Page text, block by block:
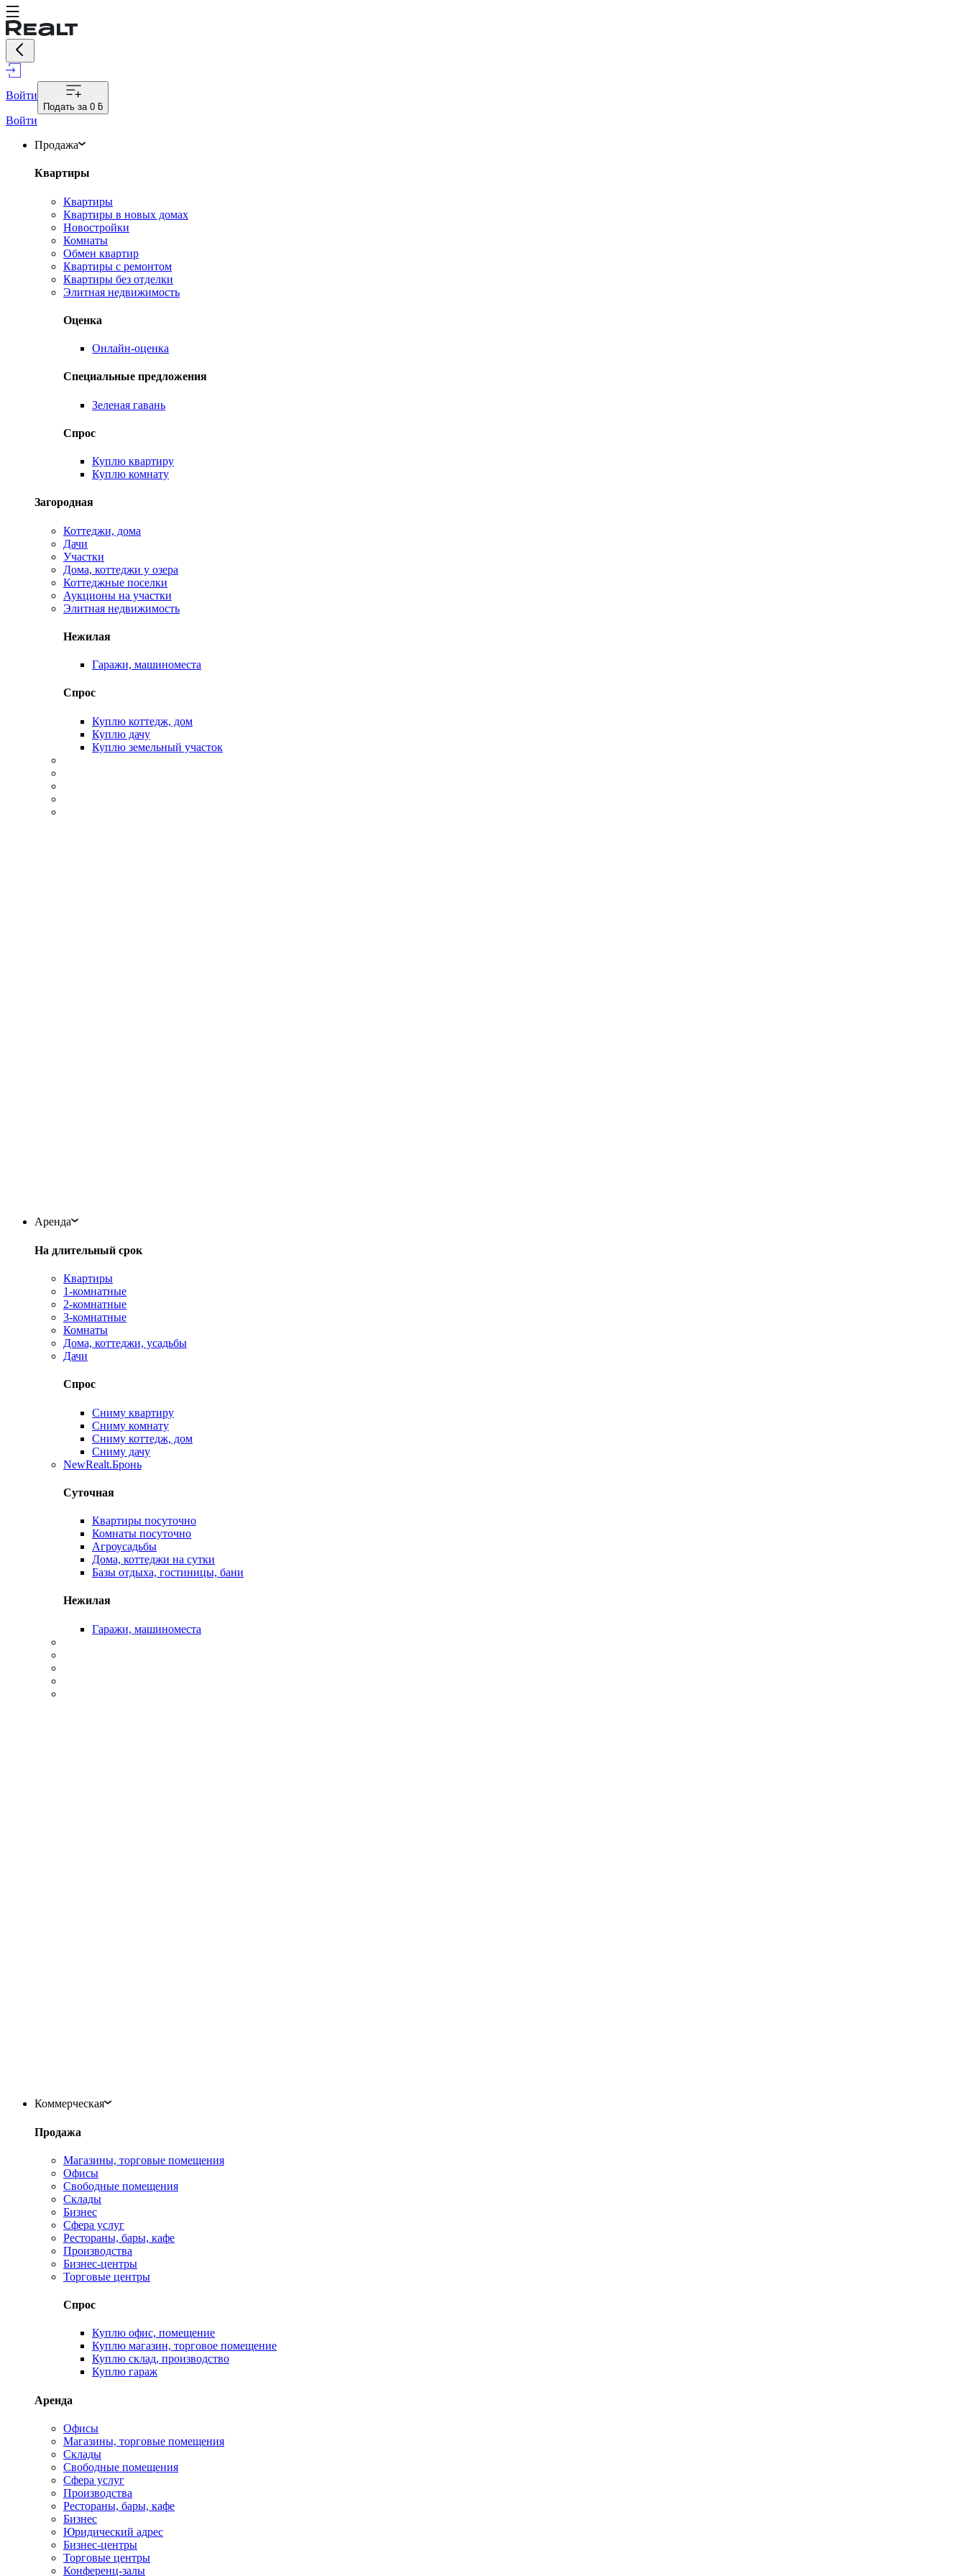
Войти
Подать за 0 ƃ
Войти
Продажа
Квартиры
Квартиры
Квартиры в новых домах
Новостройки
Комнаты
Обмен квартир
Квартиры с ремонтом
Квартиры без отделки
Элитная недвижимость
Оценка
Онлайн-оценка
Специальные предложения
Зеленая гавань
Спрос
Куплю квартиру
Куплю комнату
Загородная
Коттеджи, дома
Дачи
Участки
Дома, коттеджи у озера
Коттеджные поселки
Аукционы на участки
Элитная недвижимость
Нежилая
Гаражи, машиноместа
Спрос
Куплю коттедж, дом
Куплю дачу
Куплю земельный участок
Аренда
На длительный срок
Квартиры
1-комнатные
2-комнатные
3-комнатные
Комнаты
Дома, коттеджи, усадьбы
Дачи
Спрос
Сниму квартиру
Сниму комнату
Сниму коттедж, дом
Сниму дачу
NewRealt.Бронь
Суточная
Квартиры посуточно
Комнаты посуточно
Агроусадьбы
Дома, коттеджи на сутки
Базы отдыха, гостиницы, бани
Нежилая
Гаражи, машиноместа
Коммерческая
Продажа
Магазины, торговые помещения
Офисы
Свободные помещения
Склады
Бизнес
Сфера услуг
Рестораны, бары, кафе
Производства
Бизнес-центры
Торговые центры
Спрос
Куплю офис, помещение
Куплю магазин, торговое помещение
Куплю склад, производство
Куплю гараж
Аренда
Офисы
Магазины, торговые помещения
Склады
Свободные помещения
Сфера услуг
Производства
Рестораны, бары, кафе
Бизнес
Юридический адрес
Бизнес-центры
Торговые центры
Конференц-залы